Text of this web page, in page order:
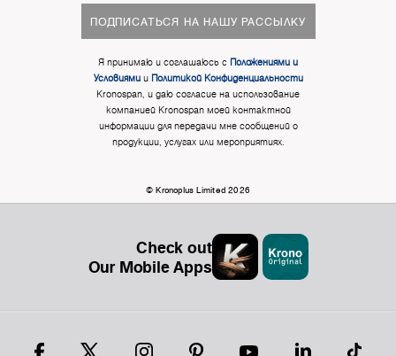
ПОДПИСАТЬСЯ НА НАШУ РАССЫЛКУ
Я принимаю и соглашаюсь с Положениями и
Условиямии Политикой Конфиденциальности
Kronospan, и даю согласие на использование
компанией Kronospan моей контактной
информации для передачи мне сообщений о
продукции, услугах или мероприятиях.
© Kronoplus Limited 2026
Check out
Our Mobile Apps